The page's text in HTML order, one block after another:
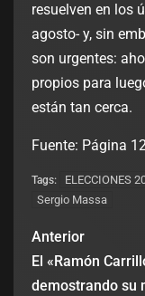
resuelven en los
agosto- y, sin
son urgentes:
propios para
están tan cerca.
Fuente: Página
Tags: ELECCIONES
Sergio Massa
Anterior
El «Ramón
demostrando su